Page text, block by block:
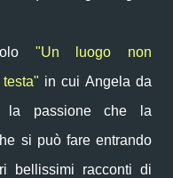
"Un luogo non
in cui Angela da
la passione che la
si può fare entrando
bellissimi racconti di